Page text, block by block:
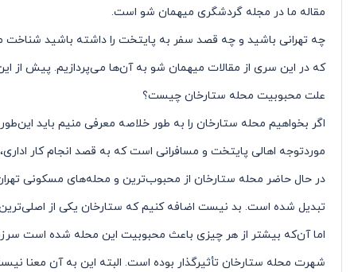
مقاله ما در مجله گردشگری میهمان شو است.
چه تهرانی باشید و چه قصد سفر به پایتخت را داشته باشید
که در این سری از مقالات میهمان شو به آن‌ها می‌پردازیم. پیش از
علت محبوبیت محله ستارخان چیست؟
اگر بخواهیم محله ستارخان را به طور خلاصه معرفی منیم باید
موردتوجه اهالی پایتخت و مسافرانی است که به قصد انجام کار
در حال حاضر محله ستارخان از محبوب‌ترین و محله‌های مسکونی
تبدیل شده است. بد نیست اضافه کنیم که ستارخان یکی از
اما آن‌که بیشتر از هر چیزی باعث محبوبیت این محله شده است
شهرت محله ستارخان تأثیرگذار بوده است. البته این به آن معنا